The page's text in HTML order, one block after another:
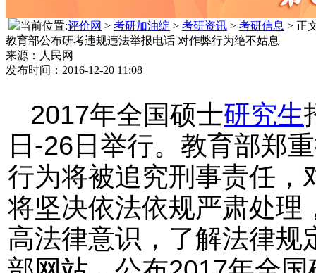
当前位置:评价网 > 考研加油绽 > 考研资讯 > 考研信息 > 正
教育部公布研考违规违法举报电话 对作弊行为绝不姑息
来源：人民网
发布时间：2016-12-20 11:08
2017年全国硕士研究生
日-26日举行。教育部郑
行为将被追究刑事责任，
将坚决依法依规严肃处理
高法律意识，了解法律规